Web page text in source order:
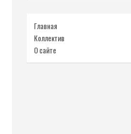
Главная
Коллектив
О сайте